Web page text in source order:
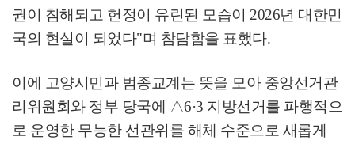
권이 침해되고 헌정이 유린된 모습이 2026년 대한민
국의 현실이 되었다"며 참담함을 표했다.
이에 고양시민과 범종교계는 뜻을 모아 중앙선거관
리위원회와 정부 당국에 △6·3 지방선거를 파행적으
로 운영한 무능한 선관위를 해체 수준으로 새롭게